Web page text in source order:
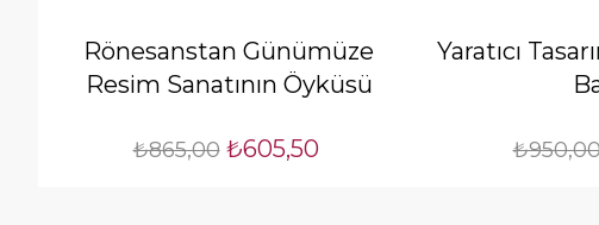
Rönesanstan Günümüze
Resim Sanatının Öyküsü
₺865,00 ₺605,50
Yaratıcı